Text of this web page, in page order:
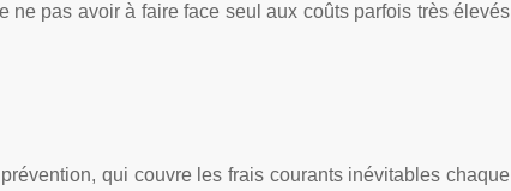
pas avoir à faire face seul aux coûts parfois très élevés
qui couvre les frais courants inévitables chaque